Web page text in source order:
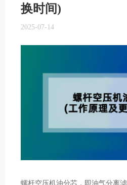
换时间)
2025-07-14
螺杆空压机油分芯，即油气分离